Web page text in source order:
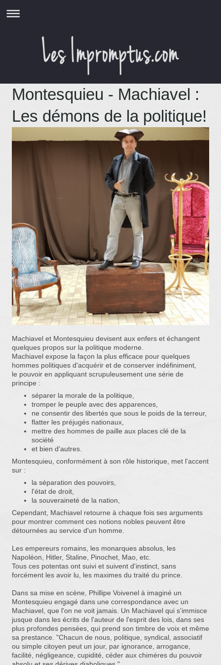
Montesquieu - Machiavel :
Les démons de la politique!
Machiavel et Montesquieu devisent aux enfers et échangent
quelques propos sur la politique moderne.
Machiavel expose la façon la plus efficace pour quelques
hommes politiques d'acquérir et de conserver indéfiniment,
le pouvoir en appliquant scrupuleusement une série de
principe :
séparer la morale de la politique,
tromper le peuple avec des apparences,
ne consentir des libertés que sous le poids de la terreur,
flatter les préjugés nationaux,
mettre des hommes de paille aux places clé de la
société
et bien d'autres.
Montesquieu, conformément à son rôle historique, met l'accent
sur :
la séparation des pouvoirs,
l'état de droit,
la souveraineté de la nation,
Cependant, Machiavel retourne à chaque fois ses arguments
pour montrer comment ces notions nobles peuvent être
détournées au service d'un homme.
Les empereurs romains, les monarques absolus, les
Napoléon, Hitler, Staline, Pinochet, Mao, etc.
Tous ces potentas ont suivi et suivent d'instinct, sans
forcément les avoir lu, les maximes du traité du prince.
Dans sa mise en scène, Phillipe Voivenel à imaginé un
Montesquieu engagé dans une correspondance avec un
Machiavel, que l'on ne voit jamais. Un Machiavel qui s'immisce
jusque dans les écrits de l'auteur de l'esprit des lois, dans ses
plus profondes pensées, qui prend son timbre de voix et même
sa prestance. "Chacun de nous, politique, syndical, associatif
ou simple citoyen peut un jour, par ignorance, arrogance,
facilité, négligeance, cupidité, céder aux chimères du pouvoir